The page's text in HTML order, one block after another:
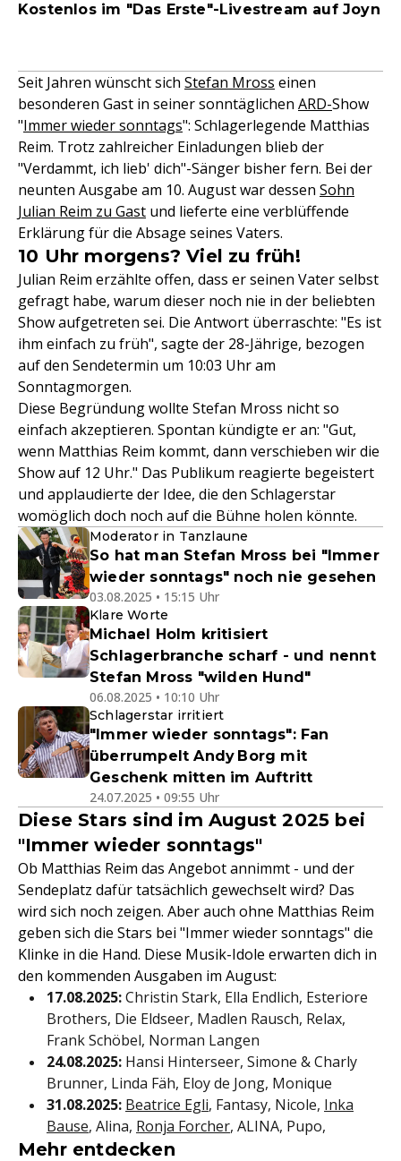
Kostenlos im "Das Erste"-Livestream auf Joyn
Seit Jahren wünscht sich Stefan Mross einen
besonderen Gast in seiner sonntäglichen ARD-Show
"Immer wieder sonntags": Schlagerlegende Matthias
Reim. Trotz zahlreicher Einladungen blieb der
"Verdammt, ich lieb' dich"-Sänger bisher fern. Bei der
neunten Ausgabe am 10. August war dessen Sohn
Julian Reim zu Gast und lieferte eine verblüffende
Erklärung für die Absage seines Vaters.
10 Uhr morgens? Viel zu früh!
Julian Reim erzählte offen, dass er seinen Vater selbst
gefragt habe, warum dieser noch nie in der beliebten
Show aufgetreten sei. Die Antwort überraschte: "Es ist
ihm einfach zu früh", sagte der 28-Jährige, bezogen
auf den Sendetermin um 10:03 Uhr am
Sonntagmorgen.
Diese Begründung wollte Stefan Mross nicht so
einfach akzeptieren. Spontan kündigte er an: "Gut,
wenn Matthias Reim kommt, dann verschieben wir die
Show auf 12 Uhr." Das Publikum reagierte begeistert
und applaudierte der Idee, die den Schlagerstar
womöglich doch noch auf die Bühne holen könnte.
Moderator in Tanzlaune
So hat man Stefan Mross bei "Immer
wieder sonntags" noch nie gesehen
03.08.2025 • 15:15 Uhr
Klare Worte
Michael Holm kritisiert
Schlagerbranche scharf - und nennt
Stefan Mross "wilden Hund"
06.08.2025 • 10:10 Uhr
Schlagerstar irritiert
"Immer wieder sonntags": Fan
überrumpelt Andy Borg mit
Geschenk mitten im Auftritt
24.07.2025 • 09:55 Uhr
Diese Stars sind im August 2025 bei
"Immer wieder sonntags"
Ob Matthias Reim das Angebot annimmt - und der
Sendeplatz dafür tatsächlich gewechselt wird? Das
wird sich noch zeigen. Aber auch ohne Matthias Reim
geben sich die Stars bei "Immer wieder sonntags" die
Klinke in die Hand. Diese Musik-Idole erwarten dich in
den kommenden Ausgaben im August:
17.08.2025:Christin Stark, Ella Endlich, Esteriore
Brothers, Die Eldseer, Madlen Rausch, Relax,
Frank Schöbel, Norman Langen
24.08.2025: Hansi Hinterseer, Simone & Charly
Brunner, Linda Fäh, Eloy de Jong, Monique
31.08.2025: Beatrice Egli, Fantasy, Nicole, Inka
Bause, Alina, Ronja Forcher, ALINA, Pupo,
Mehr entdecken